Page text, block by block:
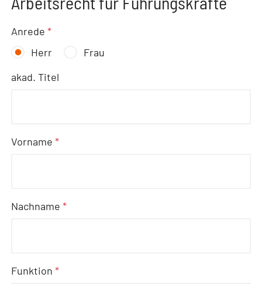
Anrede*
Herr
Frau
akad. Titel
Vorname*
Nachname*
Funktion*